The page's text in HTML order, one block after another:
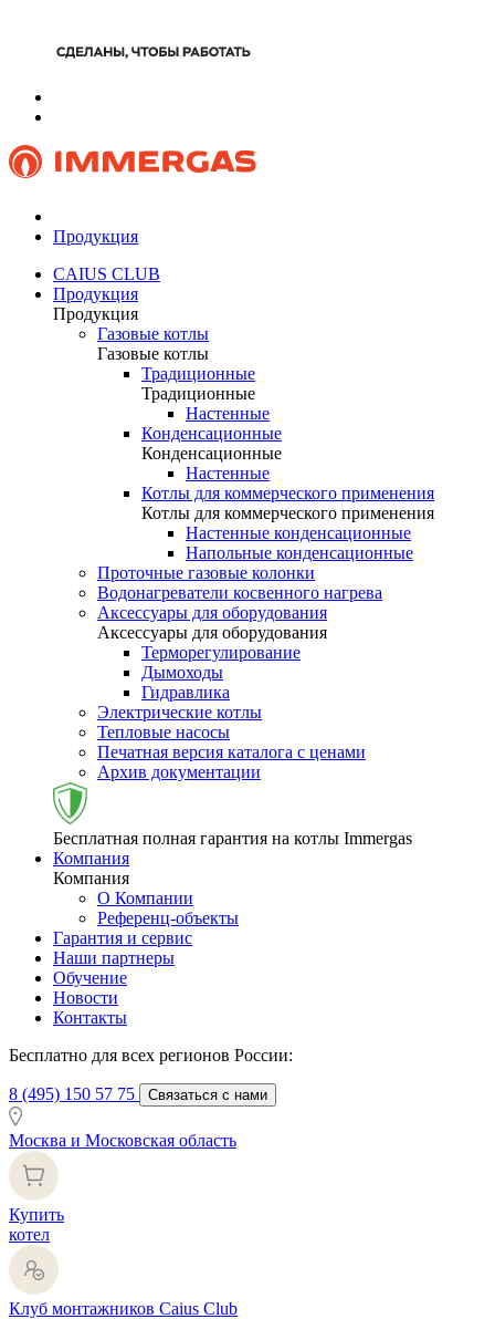
Продукция
CAIUS CLUB
Продукция
Продукция
Газовые котлы
Газовые котлы
Традиционные
Традиционные
Настенные
Конденсационные
Конденсационные
Настенные
Котлы для коммерческого применения
Котлы для коммерческого применения
Настенные конденсационные
Напольные конденсационные
Проточные газовые колонки
Водонагреватели косвенного нагрева
Аксессуары для оборудования
Аксессуары для оборудования
Терморегулирование
Дымоходы
Гидравлика
Электрические котлы
Тепловые насосы
Печатная версия каталога с ценами
Архив документации
Бесплатная полная гарантия на котлы Immergas
Компания
Компания
О Компании
Референц-объекты
Гарантия и сервис
Наши партнеры
Обучение
Новости
Контакты
Бесплатно для всех регионов России:
8 (495) 150 57 75 Связаться с нами
Москва и Московская область
Купить
котел
Клуб монтажников Caius Club